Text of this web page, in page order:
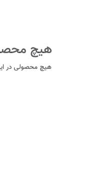
هیچ
هیچ محصولی در